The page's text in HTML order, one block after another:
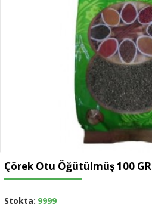
Çörek Otu Öğütülmüş 100 GR
Stokta: 9999